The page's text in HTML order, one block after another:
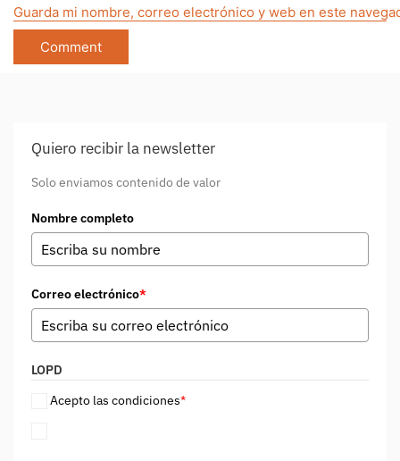
Guarda mi nombre, correo electrónico y web en este
Quiero recibir la newsletter
Solo enviamos contenido de valor
Nombre completo
Correo electrónico*
LOPD
Acepto las condiciones*